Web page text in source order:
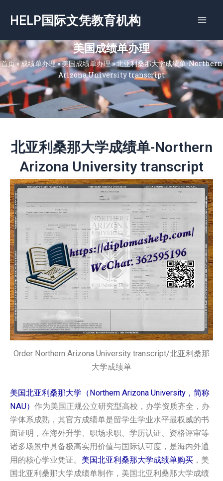
容
HELP国际文凭教育机构
美国成绩单办理
首页»成绩单办理»美国成绩单办理»北亚利桑那大学成绩单-Northern
Arizona University transcript
北亚利桑那大学成绩单-Northern
Arizona University transcript
Order Northern Arizona University transcript/北亚利桑那
大学成绩单
美国北亚利桑那大学（Northern Arizona University，简称
NAU） 作为美国正规公立研究型高校，办学资质齐全，办
学体系成熟，其官方成绩单是留学生学业水平最权威的书
面证明，在海外升学、职场求职、学历认证、资格评审等
诸多场景中具备极高实用价值与国际认可度，是海内外通
用的核心学业凭证。 美国北亚利桑那大学成绩单购买 ，美
国北亚利桑那大学成绩单制作，美国北亚利桑那大学成绩